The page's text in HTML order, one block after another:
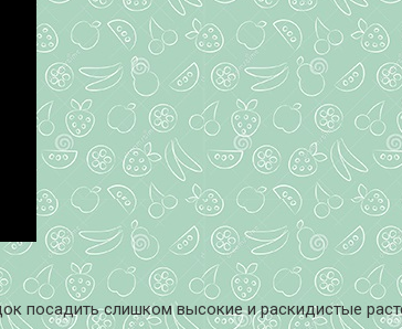
посадить слишком высокие и раскидистые